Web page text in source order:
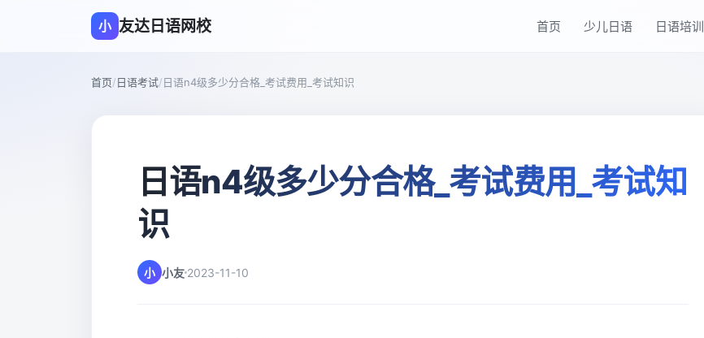
小 友达日语网校 首页 少儿日语 日语培训
首页/日语考试/日语n4级多少分合格_考试费用_考试知识
日语n4级多少分合格_考试费用_考试知
识
小 小友 2023-11-10